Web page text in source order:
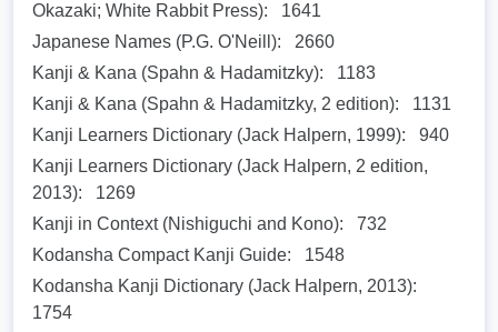
Okazaki; White Rabbit Press):
1641
Japanese Names (P.G. O'Neill):
2660
Kanji & Kana (Spahn & Hadamitzky):
1183
Kanji & Kana (Spahn & Hadamitzky, 2 edition):
1131
Kanji Learners Dictionary (Jack Halpern, 1999):
940
Kanji Learners Dictionary (Jack Halpern, 2 edition,
2013):
1269
Kanji in Context (Nishiguchi and Kono):
732
Kodansha Compact Kanji Guide:
1548
Kodansha Kanji Dictionary (Jack Halpern, 2013):
1754